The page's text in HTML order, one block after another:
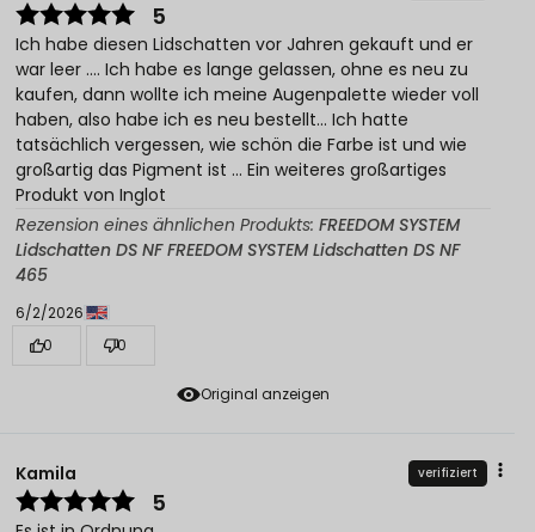
Original anzeigen
5
Ich habe diesen Lidschatten vor Jahren gekauft und er
war leer .... Ich habe es lange gelassen, ohne es neu zu
kaufen, dann wollte ich meine Augenpalette wieder voll
haben, also habe ich es neu bestellt... Ich hatte
tatsächlich vergessen, wie schön die Farbe ist und wie
großartig das Pigment ist ... Ein weiteres großartiges
Produkt von Inglot
Rezension eines ähnlichen Produkts: FREEDOM SYSTEM
Lidschatten DS NF FREEDOM SYSTEM Lidschatten DS NF
465
6/2/2026
0
0
Kamila verifiziert
5